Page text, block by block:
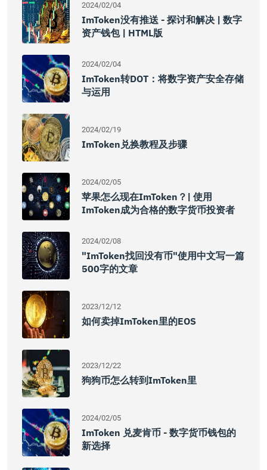
2024/02/04
ImToken没有推送 - 探讨和解决 | 数字
资产钱包 | HTML版
2024/02/04
ImToken转DOT：将数字资产安全存储
与运用
2024/02/19
ImToken兑换教程及步骤
2024/02/05
苹果怎么现在imToken？| 使用
ImToken成为合格的数字货币投资者
2024/02/08
"imToken找回没有币"使用中文写一篇
500字的文章
2023/12/12
如何卖掉imToken里的EOS
2023/12/22
狗狗币怎么转到imToken里
2024/02/05
ImToken 兑麦肯币 - 数字货币钱包的
新选择